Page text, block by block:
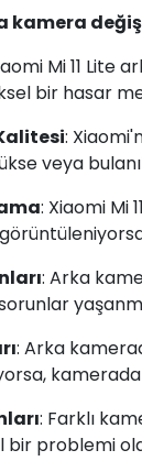
kamera
Mi 11 Lite
bir hasar
:
veya
: Xiaomi Mi
: Arka
: Arka
: Farklı
bir problemi